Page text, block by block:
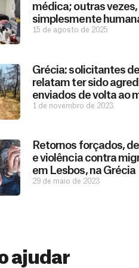
médica; outras vezes,
simplesmente
15 de agosto de 2025
Grécia: solicitantes
relatam ter sido
enviados de volta ao
1 de novembro de 2023
Retornos forçados,
e violência contra
em Lesbos, na Grécia
29 de maio de 2023
ajudar